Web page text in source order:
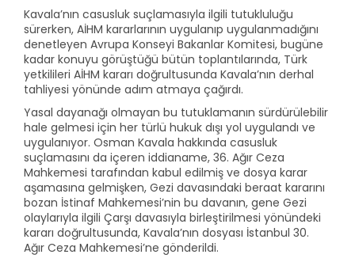
Kavala’nın casusluk suçlamasıyla ilgili tutukluluğu
sürerken, AİHM kararlarının uygulanıp uygulanmadığını
denetleyen Avrupa Konseyi Bakanlar Komitesi, bugüne
kadar konuyu görüştüğü bütün toplantılarında, Türk
yetkilileri AİHM kararı doğrultusunda Kavala’nın derhal
tahliyesi yönünde adım atmaya çağırdı.
Yasal dayanağı olmayan bu tutuklamanın sürdürülebilir
hale gelmesi için her türlü hukuk dışı yol uygulandı ve
uygulanıyor. Osman Kavala hakkında casusluk
suçlamasını da içeren iddianame, 36. Ağır Ceza
Mahkemesi tarafından kabul edilmiş ve dosya karar
aşamasına gelmişken, Gezi davasındaki beraat kararını
bozan İstinaf Mahkemesi’nin bu davanın, gene Gezi
olaylarıyla ilgili Çarşı davasıyla birleştirilmesi yönündeki
kararı doğrultusunda, Kavala’nın dosyası İstanbul 30.
Ağır Ceza Mahkemesi’ne gönderildi.